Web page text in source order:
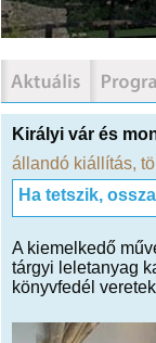
Királyi vár és
állandó kiállítás,
Ha tetszik,
A kiemelkedő
tárgyi leletanyag
könyvfedél